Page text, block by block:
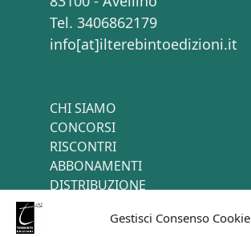
Gestisci Consenso Cookie
Tel. 3406862179
info[at]ilterebintoedizioni.it
CHI SIAMO
CONCORSI
RISCONTRI
ABBONAMENTI
DISTRIBUZIONE